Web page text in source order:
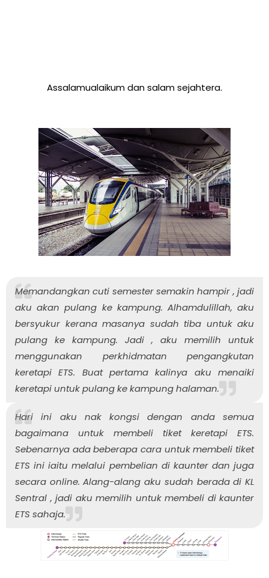
Assalamualaikum dan salam sejahtera.
Memandangkan cuti semester semakin hampir , jadi
aku akan pulang ke kampung. Alhamdulillah, aku
bersyukur kerana masanya sudah tiba untuk aku
pulang ke kampung. Jadi , aku memilih untuk
menggunakan perkhidmatan pengangkutan
keretapi ETS. Buat pertama kalinya aku menaiki
keretapi untuk pulang ke kampung halaman.
Hari ini aku nak kongsi dengan anda semua
bagaimana untuk membeli tiket keretapi ETS.
Sebenarnya ada beberapa cara untuk membeli tiket
ETS ini iaitu melalui pembelian di kaunter dan juga
secara online. Alang-alang aku sudah berada di KL
Sentral , jadi aku memilih untuk membeli di kaunter
ETS sahaja.